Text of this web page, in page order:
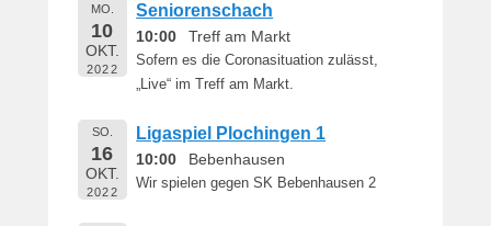
MO.
10
OKT.
2022
Seniorenschach
10:00 Treff am Markt
Sofern es die Coronasituation zulässt,
„Live“ im Treff am Markt.
SO.
16
OKT.
2022
Ligaspiel Plochingen 1
10:00 Bebenhausen
Wir spielen gegen SK Bebenhausen 2